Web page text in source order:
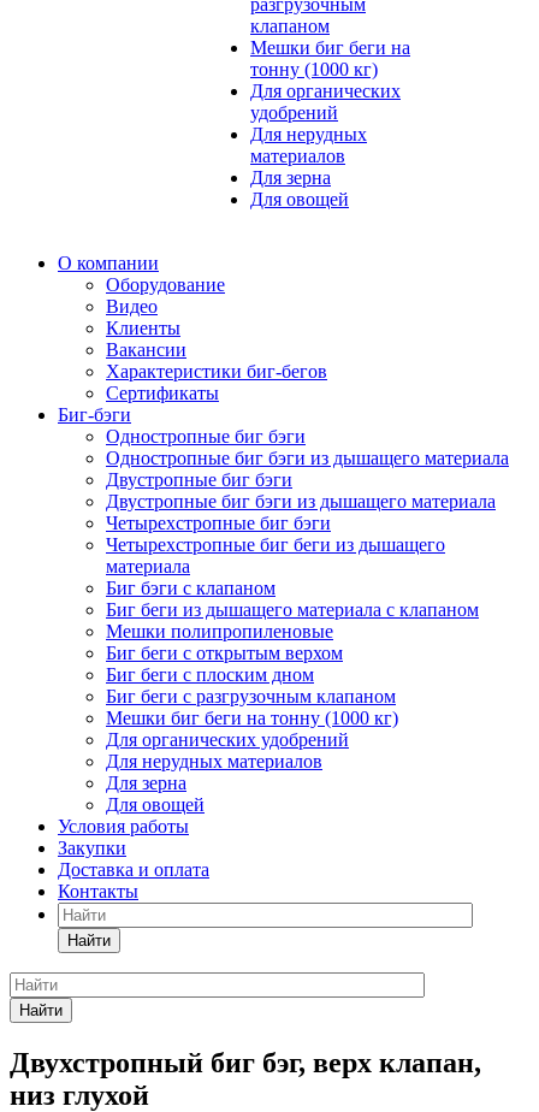
разгрузочным
клапаном
Мешки биг беги на
тонну (1000 кг)
Для органических
удобрений
Для нерудных
материалов
Для зерна
Для овощей
О компании
Оборудование
Видео
Клиенты
Вакансии
Характеристики биг-бегов
Сертификаты
Биг-бэги
Одностропные биг бэги
Одностропные биг бэги из дышащего материала
Двустропные биг бэги
Двустропные биг бэги из дышащего материала
Четырехстропные биг бэги
Четырехстропные биг беги из дышащего
материала
Биг бэги с клапаном
Биг беги из дышащего материала с клапаном
Мешки полипропиленовые
Биг беги с открытым верхом
Биг беги с плоским дном
Биг беги с разгрузочным клапаном
Мешки биг беги на тонну (1000 кг)
Для органических удобрений
Для нерудных материалов
Для зерна
Для овощей
Условия работы
Закупки
Доставка и оплата
Контакты
Найти
Найти
Двухстропный биг бэг, верх клапан,
низ глухой